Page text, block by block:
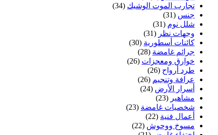
تجارب الموت الوشيك (34)
جنس (31)
شلل نوم (31)
وجهات نظر (31)
كائنات أسطورية (30)
جرائم غامضة (28)
خوارق ومعجزات (26)
طرد أرواح (26)
عرافة وتنجيم (26)
أسرار الأرض (24)
مشاهير (23)
شخصيات غامضة (23)
أعمال فنية (22)
مسوخ ووحوش (22)